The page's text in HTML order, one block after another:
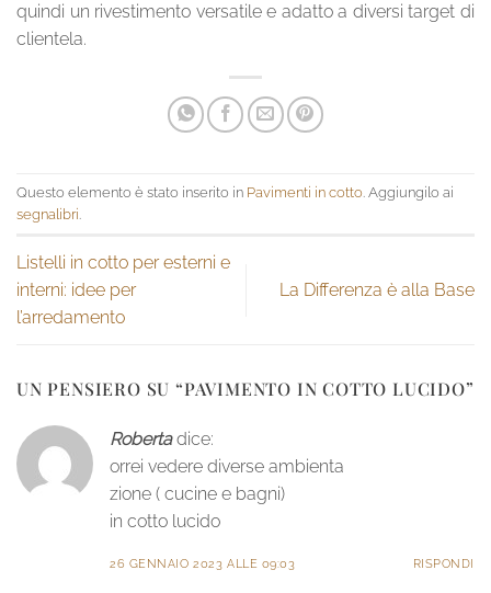
quindi un rivestimento versatile e adatto a diversi target di
clientela.
Questo elemento è stato inserito in Pavimenti in cotto . Aggiungilo ai
segnalibri
Listelli in cotto per esterni e
interni: idee per
l’arredamento
La Differenza è alla Base
UN PENSIERO SU “PAVIMENTO IN COTTO LUCIDO”
Roberta dice:
orrei vedere diverse ambienta
zione ( cucine e bagni)
in cotto lucido
26 GENNAIO 2023 ALLE 09:03 RISPONDI